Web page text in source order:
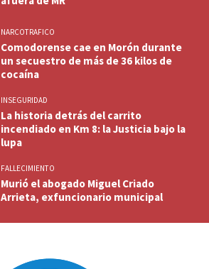
NARCOTRAFICO
Comodorense cae en Morón durante
un secuestro de más de 36 kilos de
cocaína
INSEGURIDAD
La historia detrás del carrito
incendiado en Km 8: la Justicia bajo la
lupa
FALLECIMIENTO
Murió el abogado Miguel Criado
Arrieta, exfuncionario municipal